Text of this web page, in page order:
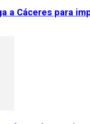
a Cáceres para